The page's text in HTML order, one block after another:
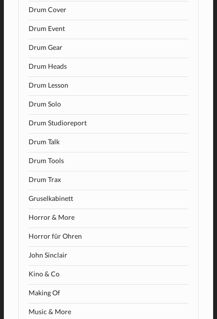
Drum Cover
Drum Event
Drum Gear
Drum Heads
Drum Lesson
Drum Solo
Drum Studioreport
Drum Talk
Drum Tools
Drum Trax
Gruselkabinett
Horror & More
Horror für Ohren
John Sinclair
Kino & Co
Making Of
Music & More